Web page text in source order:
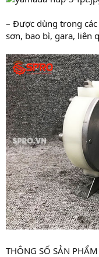
– Được dùng trong
sơn, bao bì, gara, liên
THÔNG SỐ SẢN PHẨM